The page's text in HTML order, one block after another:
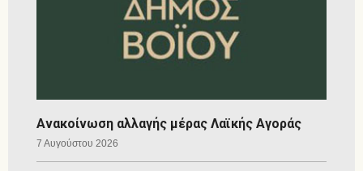
Ανακοίνωση αλλαγής μέρας Λαϊκής Αγοράς
7 Αυγούστου 2026